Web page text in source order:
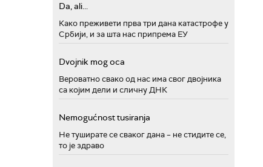
Da, ali...
Како преживети прва три дана катастрофе у
Србији, и за шта нас припрема ЕУ
Dvojnik mog oca
Вероватно свако од нас има свог двојника
са којим дели и сличну ДНК
Nemogućnost tusiranja
Не туширате се сваког дана – не стидите се,
то је здраво